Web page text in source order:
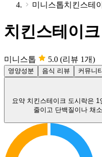
미니스톱치킨스테
치킨스테이
미니스톱 5.0 (리뷰 1개)
영양성분 음식 리뷰 커뮤니
요약 치킨스테이크 도시락은
줄이고 단백질이나 채